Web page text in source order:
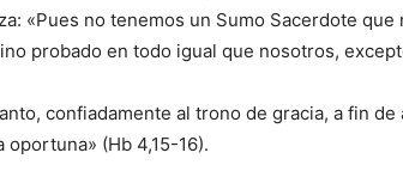
«Pues no tenemos un Sumo Sacerdote
probado en todo igual que nosotros,
confiadamente al trono de gracia, a fin
oportuna» (Hb 4,15-16).